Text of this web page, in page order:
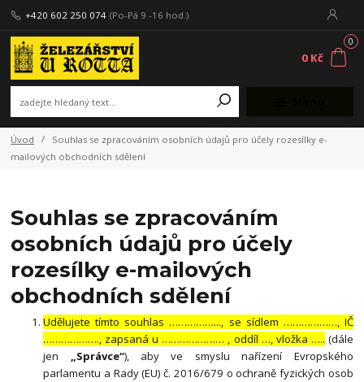
+420 602 250 074 (Po-Pá 9 -16 hod.)
0
0 Kč
Úvod
Souhlas se zpracováním osobních údajů pro účely rozesílky e-
mailových obchodních sdělení
Souhlas se zpracováním
osobních údajů pro účely
rozesílky e-mailových
obchodních sdělení
Udělujete tímto souhlas ……………..., se sídlem ………………, IČ
………………., zapsaná u ………………… , oddíl …, vložka ….. (dále
jen „Správce“), aby ve smyslu nařízení Evropského
parlamentu a Rady (EU) č. 2016/679 o ochraně fyzických osob